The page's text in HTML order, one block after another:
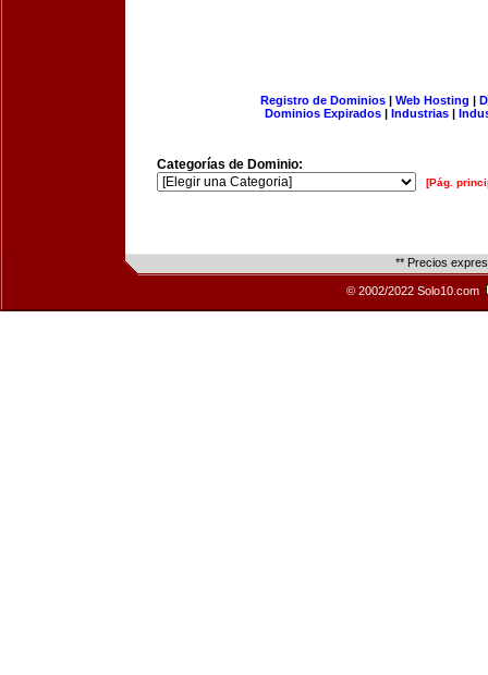
Registro de Dominios| Web Hosting |
Dominios Expirados | Industrias |
Categorías de Dominio:
[Pág.
** Precios
© 2002/2022 Solo10.com